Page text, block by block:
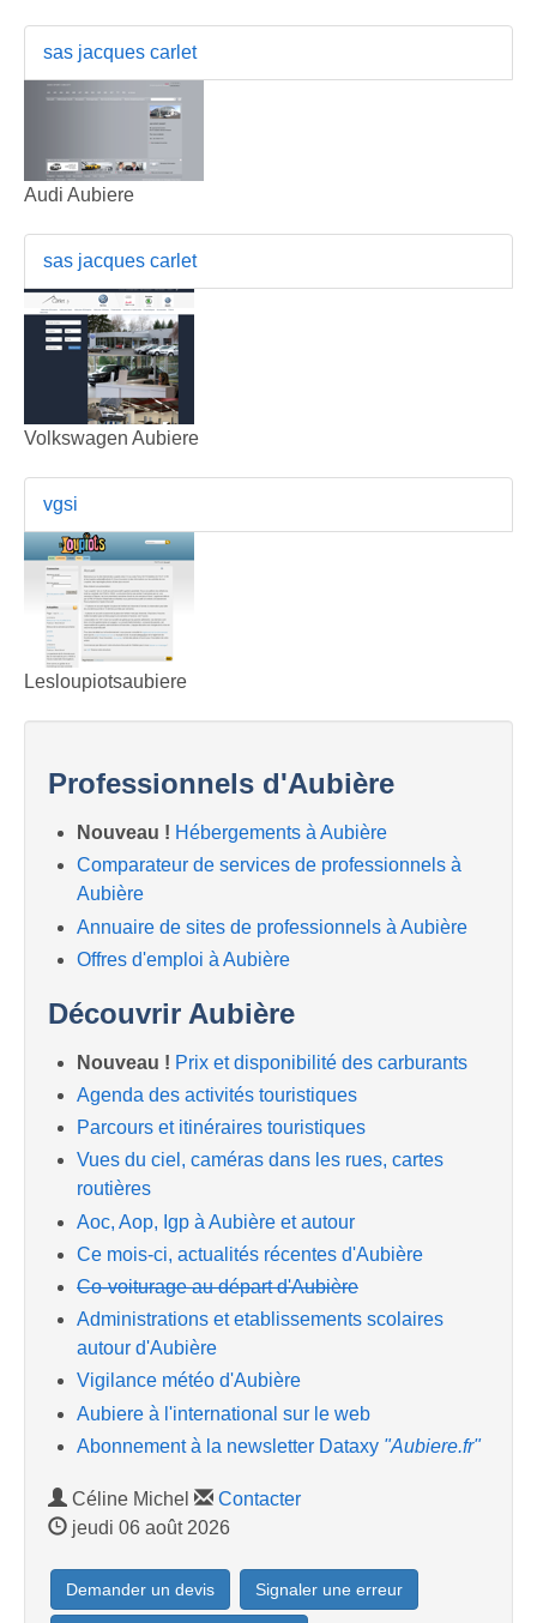
sas jacques carlet
Audi Aubiere
sas jacques carlet
Volkswagen Aubiere
vgsi
Lesloupiotsaubiere
Professionnels d'Aubière
Nouveau ! Hébergements à Aubière
Comparateur de services de professionnels à
Aubière
Annuaire de sites de professionnels à Aubière
Offres d'emploi à Aubière
Découvrir Aubière
Nouveau ! Prix et disponibilité des carburants
Agenda des activités touristiques
Parcours et itinéraires touristiques
Vues du ciel, caméras dans les rues, cartes
routières
Aoc, Aop, Igp à Aubière et autour
Ce mois-ci, actualités récentes d'Aubière
Co-voiturage au départ d'Aubière
Administrations et etablissements scolaires
autour d'Aubière
Vigilance météo d'Aubière
Aubiere à l'international sur le web
Abonnement à la newsletter Dataxy "Aubiere.fr"
Céline Michel
Contacter
jeudi 06 août 2026
Demander un devis Signaler une erreur